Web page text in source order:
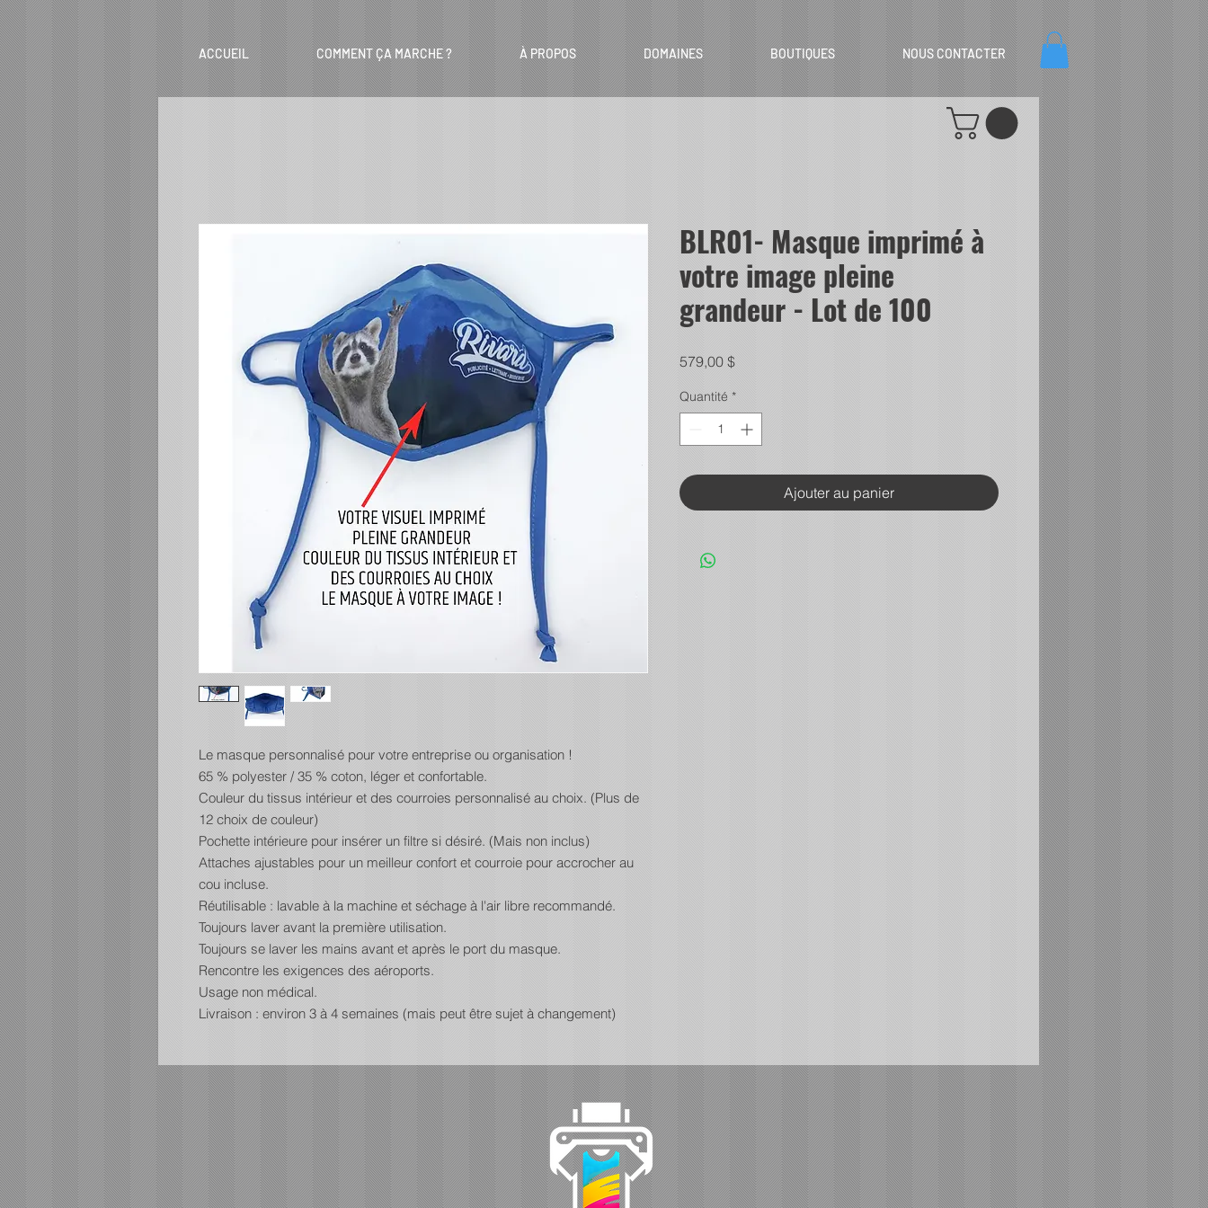
ACCUEIL COMMENT ÇA MARCHE ? À PROPOS DOMAINES BOUTIQUES NOUS CONTACTER
Le masque personnalisé pour votre entreprise ou organisation !
65 % polyester / 35 % coton, léger et confortable.
Couleur du tissus intérieur et des courroies personnalisé au choix. (Plus de
12 choix de couleur)
Pochette intérieure pour insérer un filtre si désiré. (Mais non inclus)
Attaches ajustables pour un meilleur confort et courroie pour accrocher au
cou incluse.
Réutilisable : lavable à la machine et séchage à l'air libre recommandé.
Toujours laver avant la première utilisation.
Toujours se laver les mains avant et après le port du masque.
Rencontre les exigences des aéroports.
Usage non médical.
Livraison : environ 3 à 4 semaines (mais peut être sujet à changement)
BLR01- Masque imprimé à
votre image pleine
grandeur - Lot de 100
579,00 $Prix
Quantité *
Ajouter au panier